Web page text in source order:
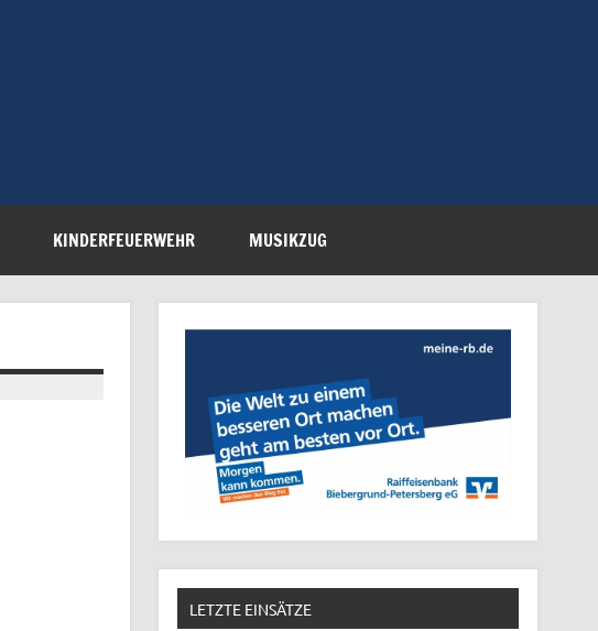
KINDERFEUERWEHR MUSIKZUG
LETZTE EINSÄTZE